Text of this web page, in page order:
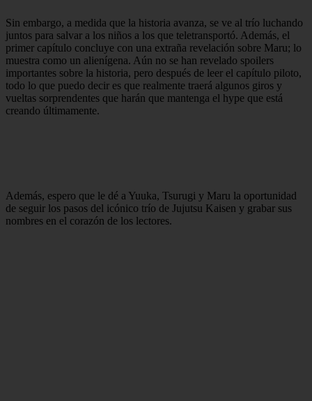
Sin embargo, a medida que la historia avanza, se ve al trío luchando
juntos para salvar a los niños a los que teletransportó. Además, el
primer capítulo concluye con una extraña revelación sobre Maru; lo
muestra como un alienígena. Aún no se han revelado spoilers
importantes sobre la historia, pero después de leer el capítulo piloto,
todo lo que puedo decir es que realmente traerá algunos giros y
vueltas sorprendentes que harán que mantenga el hype que está
creando últimamente.
Además, espero que le dé a Yuuka, Tsurugi y Maru la oportunidad
de seguir los pasos del icónico trío de Jujutsu Kaisen y grabar sus
nombres en el corazón de los lectores.